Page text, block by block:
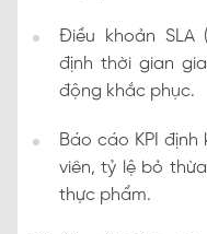
Điều khoản SLA
định thời gian
động khắc phục.
Báo cáo KPI
viên, tỷ lệ bỏ
thực phẩm.